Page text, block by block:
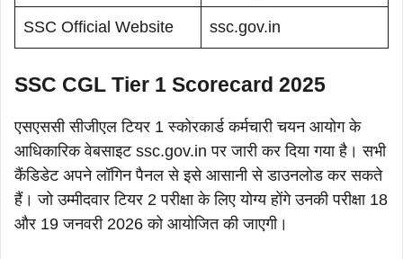
SSC Official Website ssc.gov.in
SSC CGL Tier 1 Scorecard 2025
एसएससी सीजीएल टियर 1 स्कोरकार्ड कर्मचारी चयन आयोग के
आधिकारिक वेबसाइट ssc.gov.in पर जारी कर दिया गया है। सभी
कैंडिडेट अपने लॉगिन पैनल से इसे आसानी से डाउनलोड कर सकते
हैं। जो उम्मीदवार टियर 2 परीक्षा के लिए योग्य होंगे उनकी परीक्षा 18
और 19 जनवरी 2026 को आयोजित की जाएगी।